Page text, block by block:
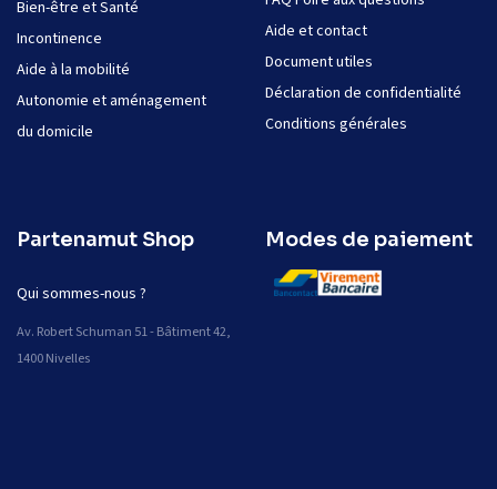
Bien-être et Santé
Incontinence
Aide à la mobilité
Autonomie et aménagement
du domicile
Aide et contact
Document utiles
Déclaration de confidentialité
Conditions générales
Partenamut Shop
Qui sommes-nous ?
Av. Robert Schuman 51 - Bâtiment 42,
1400 Nivelles
Modes de paiement